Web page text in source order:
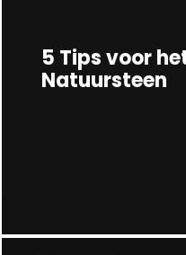
5 Tips voor
Natuursteen